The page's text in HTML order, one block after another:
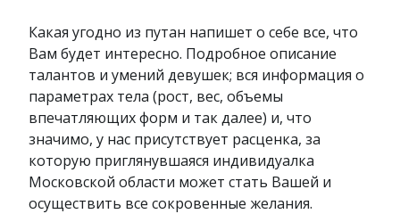
Какая угодно из путан напишет о себе все, что
Вам будет интересно. Подробное описание
талантов и умений девушек; вся информация о
параметрах тела (рост, вес, объемы
впечатляющих форм и так далее) и, что
значимо, у нас присутствует расценка, за
которую приглянувшаяся индивидуалка
Московской области может стать Вашей и
осуществить все сокровенные желания.